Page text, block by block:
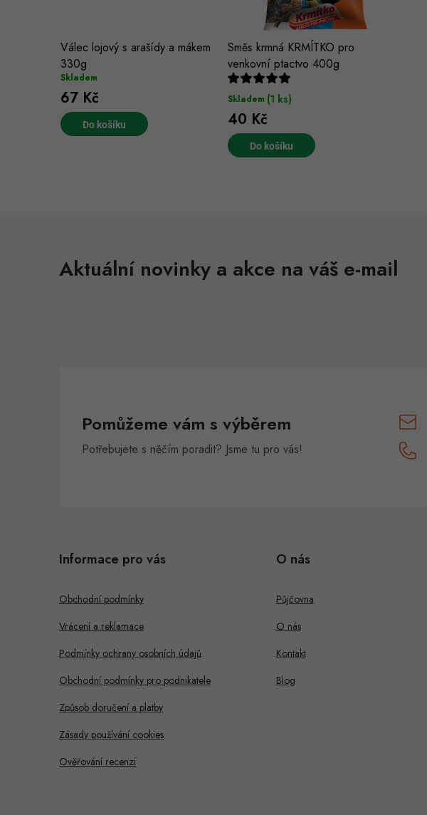
Válec lojový s arašídy a mákem
330g
Skladem
67 Kč
Do košíku
Směs krmná KRMÍTKO pro
venkovní ptactvo 400g
Skladem (1 ks)
40 Kč
Do košíku
Aktuální novinky a akce na váš e-mail
Pomůžeme vám s výběrem
Potřebujete s něčím poradit? Jsme tu pro vás!
Informace pro vás
Obchodní podmínky
Vrácení a reklamace
Podmínky ochrany osobních údajů
Obchodní podmínky pro podnikatele
Způsob doručení a platby
Zásady používání cookies
Ověřování recenzí
O nás
Půjčovna
O nás
Kontakt
Blog